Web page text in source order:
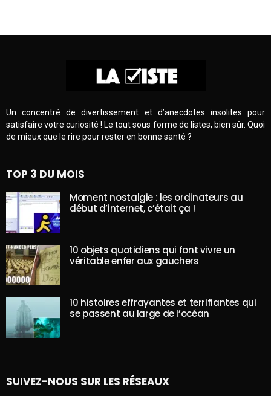
Un concentré de divertissement et d’anecdotes insolites pour
satisfaire votre curiosité ! Le tout sous forme de listes, bien sûr. Quoi
de mieux que le rire pour rester en bonne santé ?
TOP 3 DU MOIS
Moment nostalgie : les ordinateurs au
début d’internet, c’était ça !
10 objets quotidiens qui font vivre un
véritable enfer aux gauchers
10 histoires effrayantes et terrifiantes qui
se passent au large de l’océan
SUIVEZ-NOUS SUR LES RÉSEAUX